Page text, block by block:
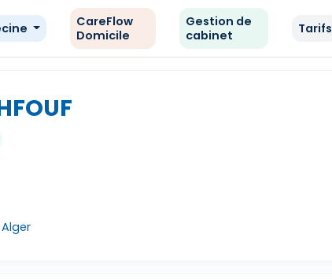
CareFlow
Domicile
Gestion de
cabinet
Tarifs
Alger